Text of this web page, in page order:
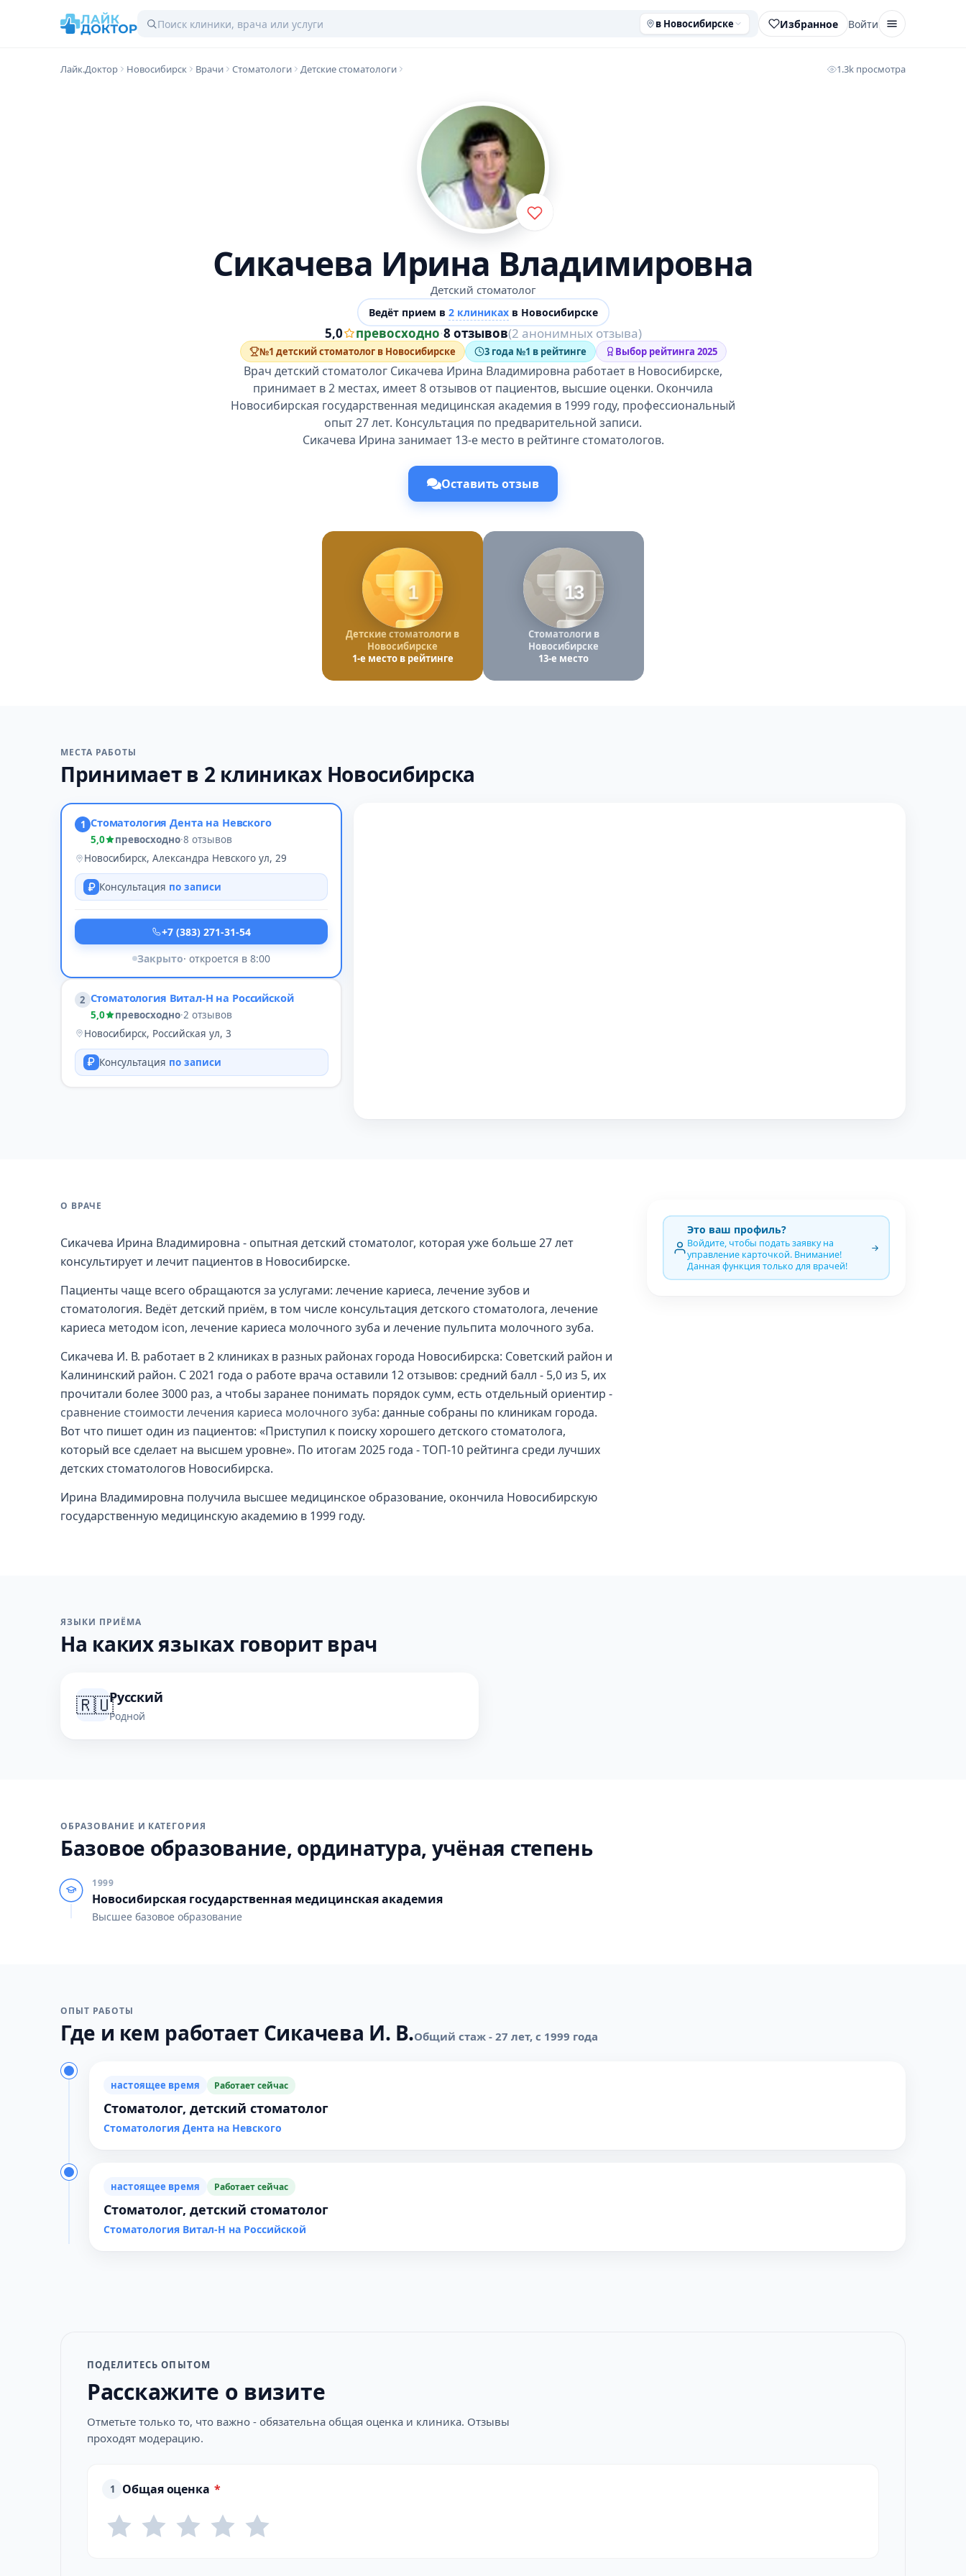
в Новосибирске Избранное Войти
Лайк.Доктор Новосибирск Врачи Стоматологи Детские стоматологи 1.3k просмотра
Сикачева Ирина Владимировна
Детский стоматолог
Ведёт прием в 2 клиникахв Новосибирске
5,0 превосходно·8 отзывов(2 анонимных отзыва)
№1 детский стоматолог в Новосибирске 3 года №1 в рейтинге Выбор рейтинга 2025
Врач детский стоматолог Сикачева Ирина Владимировна работает в Новосибирске,
принимает в 2 местах, имеет 8 отзывов от пациентов, высшие оценки. Окончила
Новосибирская государственная медицинская академия в 1999 году, профессиональный
опыт 27 лет. Консультация по предварительной записи.
Сикачева Ирина занимает 13-е место в рейтинге стоматологов.
Оставить отзыв
1
Детские стоматологи в
Новосибирске
1-е место в рейтинге
13
Стоматологи в
Новосибирске
13-е место
МЕСТА РАБОТЫ
Принимает в 2 клиниках Новосибирска
1 Стоматология Дента на Невского
5,0 превосходно·8 отзывов
Новосибирск, Александра Невского ул, 29
Консультация по записи
+7 (383) 271-31-54
Закрыто· откроется в 8:00
2 Стоматология Витал-Н на Российской
5,0 превосходно·2 отзывов
Новосибирск, Российская ул, 3
Консультация по записи
О ВРАЧЕ
Сикачева Ирина Владимировна - опытная детский стоматолог, которая уже больше 27 лет
консультирует и лечит пациентов в Новосибирске.
Пациенты чаще всего обращаются за услугами: лечение кариеса, лечение зубов и
стоматология. Ведёт детский приём, в том числе консультация детского стоматолога, лечение
кариеса методом icon, лечение кариеса молочного зуба и лечение пульпита молочного зуба.
Сикачева И. В. работает в 2 клиниках в разных районах города Новосибирска: Советский район и
Калининский район. С 2021 года о работе врача оставили 12 отзывов: средний балл - 5,0 из 5, их
прочитали более 3000 раз, а чтобы заранее понимать порядок сумм, есть отдельный ориентир -
сравнение стоимости лечения кариеса молочного зуба: данные собраны по клиникам города.
Вот что пишет один из пациентов: «Приступил к поиску хорошего детского стоматолога,
который все сделает на высшем уровне». По итогам 2025 года - ТОП-10 рейтинга среди лучших
детских стоматологов Новосибирска.
Ирина Владимировна получила высшее медицинское образование, окончила Новосибирскую
государственную медицинскую академию в 1999 году.
Это ваш профиль?
Войдите, чтобы подать заявку на
управление карточкой. Внимание!
Данная функция только для врачей!
ЯЗЫКИ ПРИЁМА
На каких языках говорит врач
🇷🇺Русский
Родной
ОБРАЗОВАНИЕ И КАТЕГОРИЯ
Базовое образование, ординатура, учёная степень
1999
Новосибирская государственная медицинская академия
Высшее базовое образование
ОПЫТ РАБОТЫ
Где и кем работает Сикачева И. В.Общий стаж - 27 лет, с 1999 года
настоящее время Работает сейчас
Стоматолог, детский стоматолог
Стоматология Дента на Невского
настоящее время Работает сейчас
Стоматолог, детский стоматолог
Стоматология Витал-Н на Российской
ПОДЕЛИТЕСЬ ОПЫТОМ
Расскажите о визите
Отметьте только то, что важно - обязательна общая оценка и клиника. Отзывы
проходят модерацию.
1 Общая оценка *